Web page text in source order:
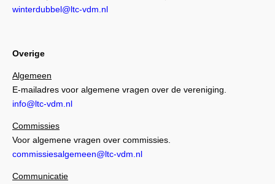
winterdubbel@ltc-vdm.nl
Overige
Algemeen
E-mailadres voor algemene vragen over de vereniging.
info@ltc-vdm.nl
Commissies
Voor algemene vragen over commissies.
commissiesalgemeen@ltc-vdm.nl
Communicatie